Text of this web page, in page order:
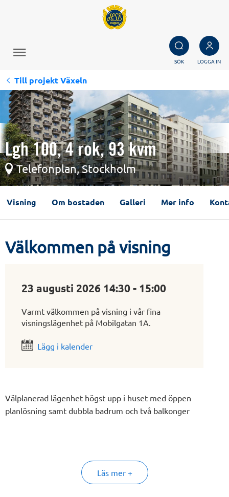
SÖK LOGGA IN
Till projekt Växeln
Lgh 100, 4 rok, 93 kvm
Telefonplan, Stockholm
Visning Om bostaden Galleri Mer info
Välkommen på visning
23 augusti 2026 14:30 - 15:00
Varmt välkommen på visning i vår fina
visningslägenhet på Mobilgatan 1A.
Lägg i kalender
Välplanerad lägenhet högst upp i huset med öppen
planlösning samt dubbla badrum och två balkonger
Läs mer +